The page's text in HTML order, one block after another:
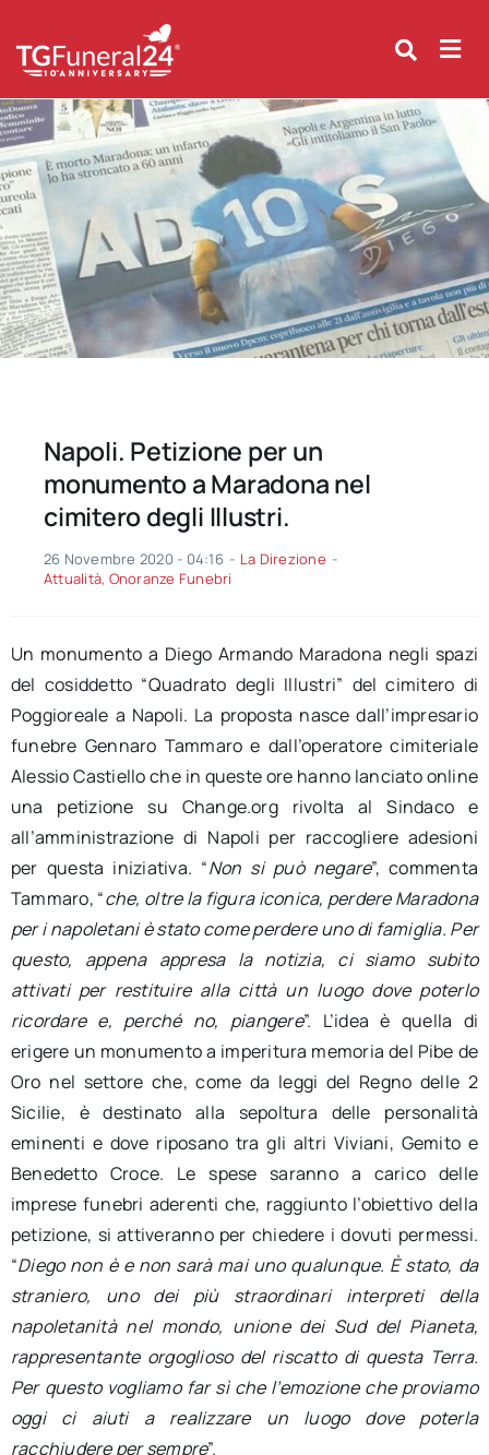
content
Napoli. Petizione per un
monumento a Maradona nel
cimitero degli Illustri.
26 Novembre 2020 - 04:16 - La Direzione -
Attualità, Onoranze Funebri
Un monumento a Diego Armando Maradona negli spazi
del cosiddetto “Quadrato degli Illustri” del cimitero di
Poggioreale a Napoli. La proposta nasce dall’impresario
funebre Gennaro Tammaro e dall’operatore cimiteriale
Alessio Castiello che in queste ore hanno lanciato online
una petizione su Change.org rivolta al Sindaco e
all’amministrazione di Napoli per raccogliere adesioni
per questa iniziativa. “Non si può negare”, commenta
Tammaro, “che, oltre la figura iconica, perdere Maradona
per i napoletani è stato come perdere uno di famiglia. Per
questo, appena appresa la notizia, ci siamo subito
attivati per restituire alla città un luogo dove poterlo
ricordare e, perché no, piangere”. L’idea è quella di
erigere un monumento a imperitura memoria del Pibe de
Oro nel settore che, come da leggi del Regno delle 2
Sicilie, è destinato alla sepoltura delle personalità
eminenti e dove riposano tra gli altri Viviani, Gemito e
Benedetto Croce. Le spese saranno a carico delle
imprese funebri aderenti che, raggiunto l’obiettivo della
petizione, si attiveranno per chiedere i dovuti permessi.
“Diego non è e non sarà mai uno qualunque. È stato, da
straniero, uno dei più straordinari interpreti della
napoletanità nel mondo, unione dei Sud del Pianeta,
rappresentante orgoglioso del riscatto di questa Terra.
Per questo vogliamo far sì che l’emozione che proviamo
oggi ci aiuti a realizzare un luogo dove poterla
racchiudere per sempre”.